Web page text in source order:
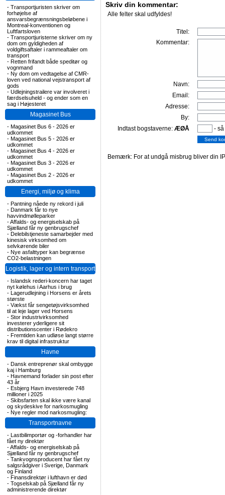
- Transportjuristen skriver om
forhøjelse af
ansvarsbegrænsningsbeløbene i
Montreal-konventionen og
Luftfartsloven
- Transportjuristerne skriver om ny
dom om gyldigheden af
voldgiftsaftaler i rammeaftaler om
transport
- Retten frifandt både speditør og
vognmand
- Ny dom om vedtagelse af CMR-
loven ved national vejstransport af
gods
- Udlejningstrailere var involveret i
færdselsuheld - og ender som en
sag i Højesteret
Magasinet Bus
- Magasinet Bus 6 - 2026 er
udkommet
- Magasinet Bus 5 - 2026 er
udkommet
- Magasinet Bus 4 - 2026 er
udkommet
- Magasinet Bus 3 - 2026 er
udkommet
- Magasinet Bus 2 - 2026 er
udkommet
Energi, miljø og klima
- Pantning nåede ny rekord i juli
- Danmark får to nye
havvindmølleparker
-Affalds- og energiselskab på
Sjælland får ny genbrugschef
- Delebilstjeneste samarbejder med
kinesisk virksomhed om
selvkørende biler
- Nye asfalttyper kan begrænse
CO2-belastningen
Logistik, lager og intern transport
- Islandsk rederi-koncern har taget
nyt kølehus i Aarhus i brug
- Lagerudlejning i Horsens er årets
største
- Vækst får sengetøjsvirksomhed
til at leje lager ved Horsens
- Stor industrivirksomhed
investerer yderligere sit
distributionscenter i Rødekro
- Fremtiden kan udløse langt større
krav til digital infrastruktur
Havne
- Dansk entreprenør skal ombygge
kaj i Hamburg
- Havnemand forlader sin post efter
43 år
- Esbjerg Havn investerede 748
millioner i 2025
- Skibsfarten skal ikke være kanal
og skydeskive for narkosmugling
- Nye regler mod narkosmugling:
Transportnavne
- Lastbilimportør og -forhandler har
fået ny direktør
-Affalds- og energiselskab på
Sjælland får ny genbrugschef
- Tankvognsproducent har fået ny
salgsrådgiver i Sverige, Danmark
og Finland
- Finansdirektør i lufthavn er død
- Togselskab på Sjælland får ny
administrerende direktør
Skriv din kommentar:
Alle felter skal udfyldes!
Titel:
Kommentar:
Navn:
Email:
Adresse:
By:
Indtast bogstaverne: ÆØÅ -
Bemærk: For at undgå misbrug bliver din